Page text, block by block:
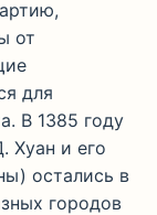
от
для
В 1385 году
Хуан и его
остались в
городов